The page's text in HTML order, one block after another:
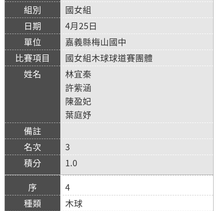
國女組
4月25日
嘉義縣梅山國中
國女組木球球道賽團體
林宜秦
許紫涵
陳盈妃
葉庭妤
3
1.0
4
木球